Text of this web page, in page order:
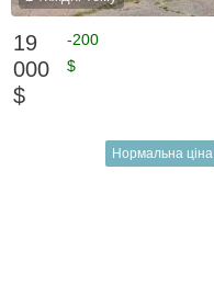
19
000
$
-200
$
Нормальна ціна